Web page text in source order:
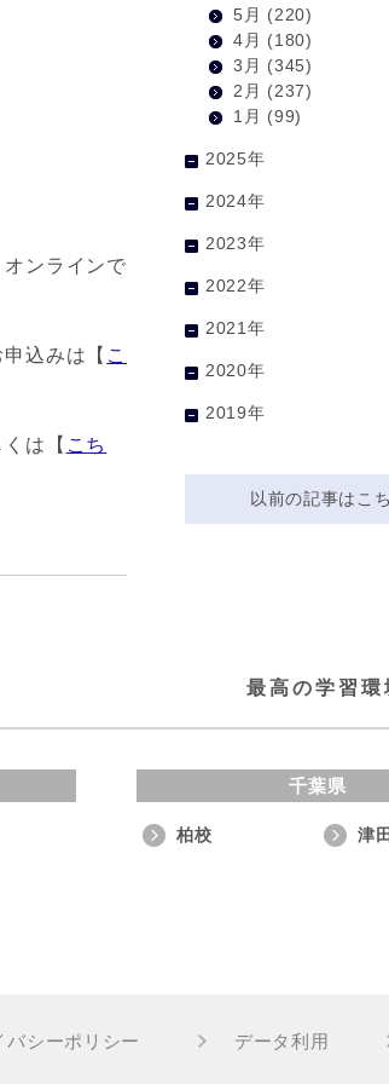
ンラインで
込みは【 こ
は【 こち
5月 (220)
4月 (180)
3月 (345)
2月 (237)
1月 (99)
2025年
2024年
2023年
2022年
2021年
2020年
2019年
以前の記事はこ
最高の学習環
千葉県
柏校 津
バシーポリシー データ利用